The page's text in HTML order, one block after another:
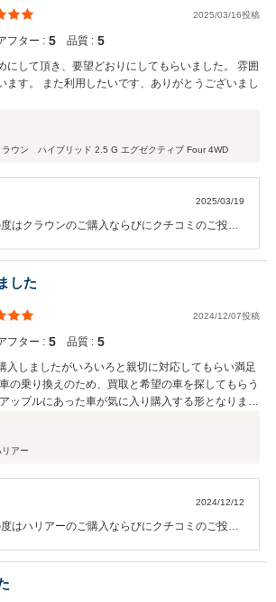
応を心がけて参りますので、引き続き末永いお
願いいたします。 お車の事で何かございました
ご連絡ください。
2025/03/16投稿
フター : 5 品質 : 5
にして頂き、要望どおりにしてもらいました。 雰囲
ます。 また利用したいです、ありがとうございまし
ウン ハイブリッド 2.5 G エグゼクティブ Four 4WD
2025/03/19
はクラウンのご購入ならびにクチコミのご投稿
きて大変嬉しく思います。今後は各種点検にて
きますので、お車の事で何かございましたらお
。末永いお付き合いを宜しくお願い致します。
した
2024/12/07投稿
フター : 5 品質 : 5
入しましたがいろいろと親切に対応してもらい満足
の乗り換えのため、買取と希望の車を探してもらう
ップルにあった車が気に入り購入する形となりまし
者に寄り添った対応をしてくれたのも良かったで
ます！ありがとうございました！
リアー
2024/12/12
はハリアーのご購入ならびにクチコミのご投稿
。お車も気に入って頂いてる様子ですので、安
で何かありましたらお気軽にご相談ください。
いします。